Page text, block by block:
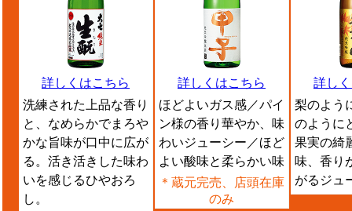
詳しくはこちら
洗練された上品な香り
と、なめらかでまろや
かな旨味が口中に広が
る。活き活きした味わ
いを感じるひやおろ
し。
詳しくはこちら
ほどよいガス感／パイ
ン様の香り華やか、味
わいジューシー／ほど
よい酸味と柔らかい味
＊蔵元完売、店頭在庫
のみ
詳し
梨のよう
のように
果実の綺
味、香り
がるジュ